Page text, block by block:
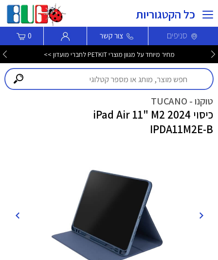
כל הקטגוריות
סניפים צור קשר 0
מחיר מיוחד על מגוון מוצרי PETKIT לחברי מועדון >>
טוקנו - TUCANO
כיסוי iPad Air 11" M2 2024
IPDA11M2E-B